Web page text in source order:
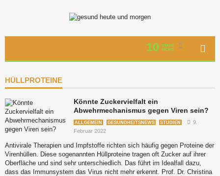
10
STAFF
PICKS
HÜLLPROTEINE
Könnte Zuckervielfalt ein
Abwehrmechanismus gegen Viren sein?
ALLGEMEIN GESUNDHEITSNEWS STUDIEN
9.
Februar 2022
Antivirale Therapien und Impfstoffe richten sich häufig gegen Proteine der
Virenhüllen. Diese sogenannten Hüllproteine tragen oft Zucker auf ihrer
Oberfläche und sind sehr unterschiedlich. Das führt im Idealfall dazu,
dass das Immunsystem das Virus nicht mehr erkennt. Prof. Dr. Christina